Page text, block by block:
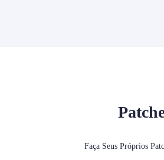
Faça Seus Próprios